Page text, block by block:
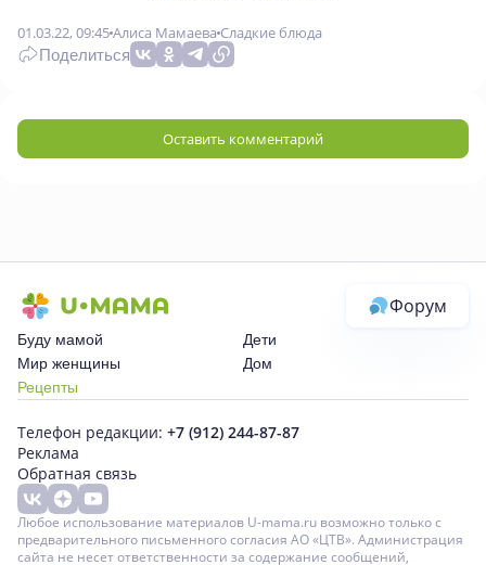
01.03.22, 09:45Алиса Мамаева Сладкие блюда
Поделиться
Оставить комментарий
Форум
Буду мамой
Дети
Мир женщины
Дом
Рецепты
Телефон редакции: +7 (912) 244-87-87
Реклама
Обратная связь
Любое использование материалов U-mama.ru возможно только с
предварительного письменного согласия АО «ЦТВ». Администрация
сайта не несет ответственности за содержание сообщений,